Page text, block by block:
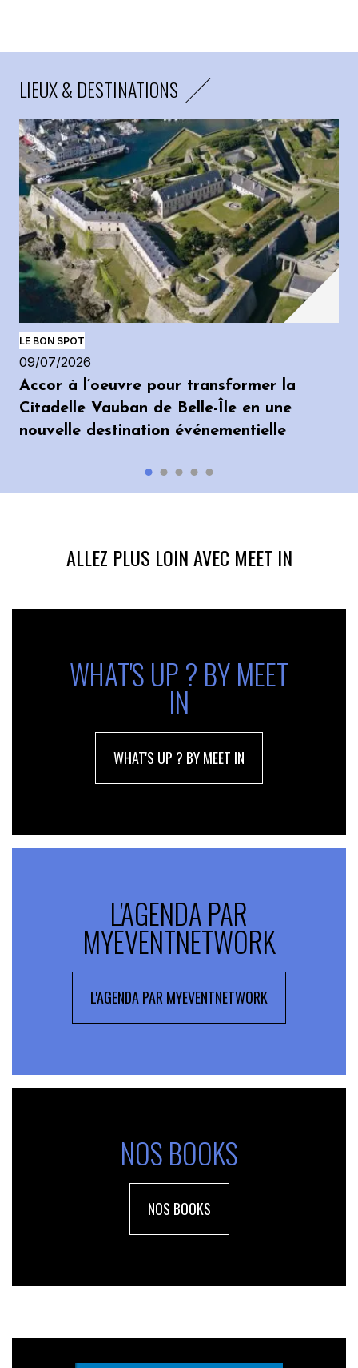
LIEUX & DESTINATIONS
LE BON SPOT
09/07/2026
Accor à l’oeuvre pour transformer la
Citadelle Vauban de Belle-Île en une
nouvelle destination événementielle
ALLEZ PLUS LOIN AVEC MEET IN
WHAT'S UP ? BY MEET
IN
WHAT'S UP ? BY MEET IN
L'AGENDA PAR
MYEVENTNETWORK
L'AGENDA PAR MYEVENTNETWORK
NOS BOOKS
NOS BOOKS